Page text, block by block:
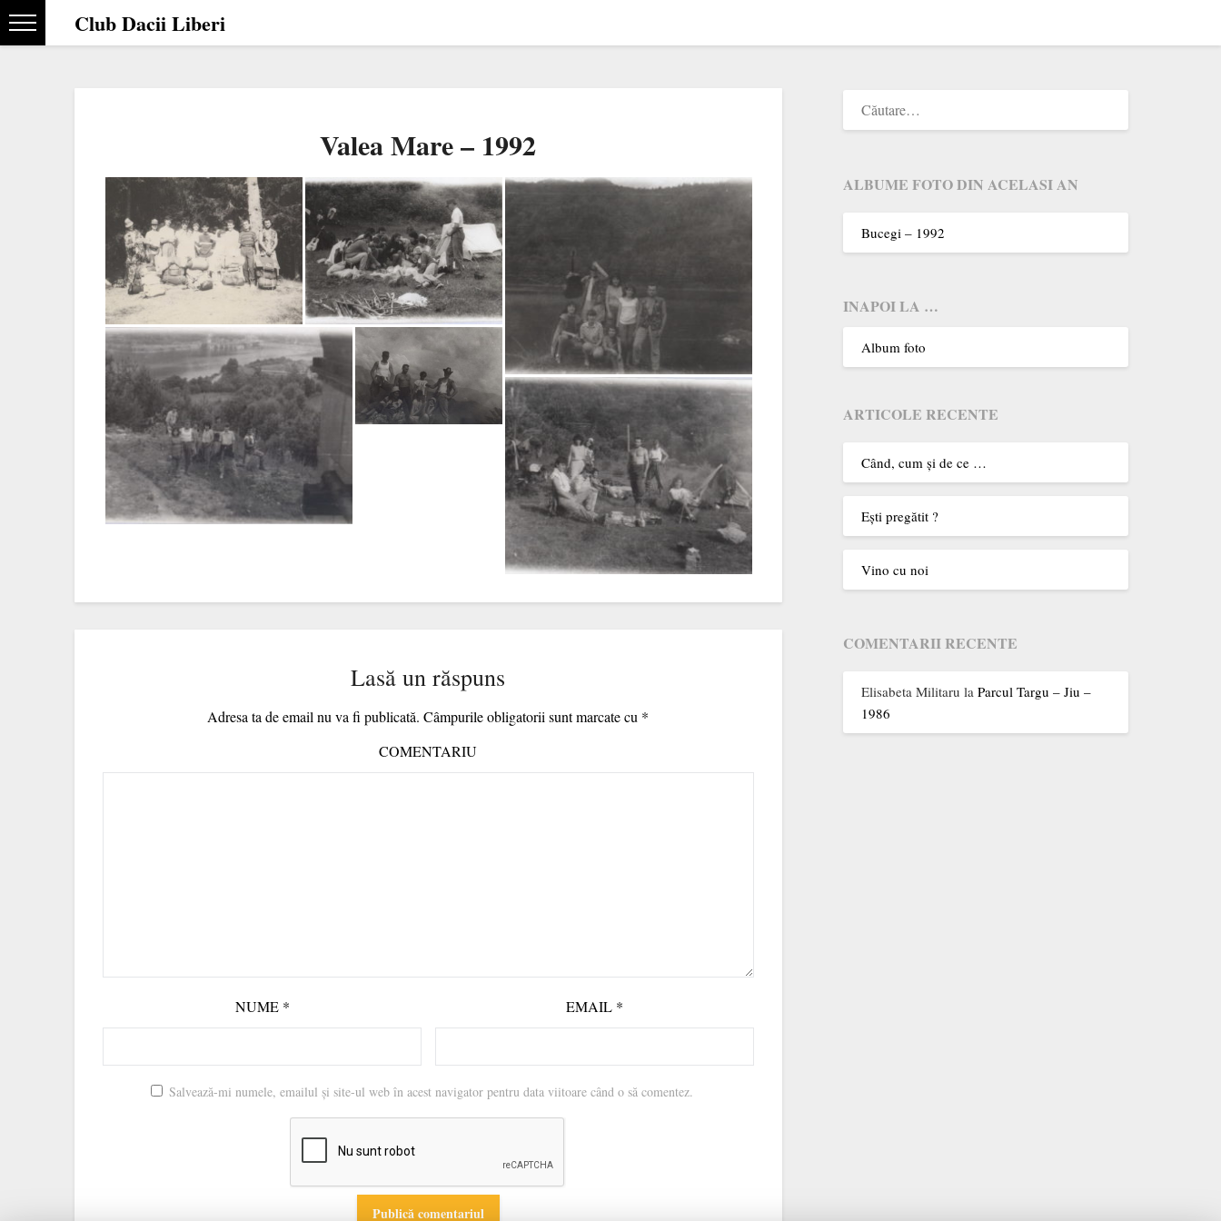
Club Dacii Liberi
Valea Mare – 1992
Lasă un răspuns
Adresa ta de email nu va fi publicată. Câmpurile obligatorii sunt marcate cu *
COMENTARIU
NUME * EMAIL *
Salvează-mi numele, emailul și site-ul web în acest navigator pentru data viitoare când o să comentez.
ALBUME FOTO DIN ACELASI AN
Bucegi – 1992
INAPOI LA …
Album foto
ARTICOLE RECENTE
Când, cum şi de ce …
Eşti pregătit ?
Vino cu noi
COMENTARII RECENTE
Elisabeta Militaru la Parcul Targu – Jiu –
1986